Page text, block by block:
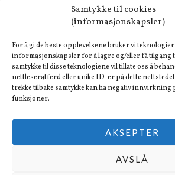
Samtykke til cookies
(informasjonskapsler)
For å gi de beste opplevelsene bruker vi
informasjonskapsler for å lagre og/eller få tilgang
samtykke til disse teknologiene vil tillate oss å
nettleseratferd eller unike ID-er på dette
trekke tilbake samtykke kan ha negativ innvirkning
funksjoner.
AKSEPTER
AVSLÅ
Suppe
Tapas-Mezze
Tyrkisk
Vegan
Vegetar